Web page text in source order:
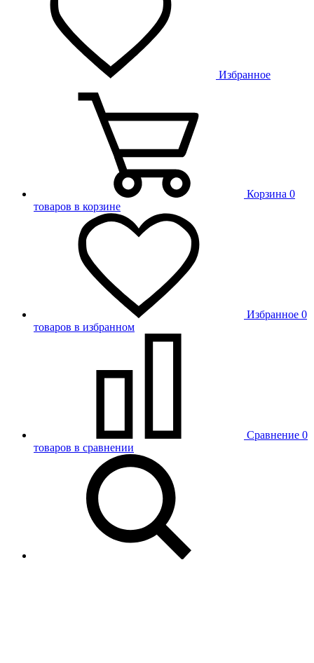
Избранное
Корзина 0
товаров в корзине
Избранное 0
товаров в избранном
Сравнение 0
товаров в сравнении